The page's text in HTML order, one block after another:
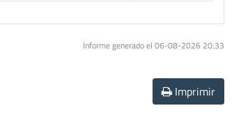
Informe generado el 06-08-2026 20:33
Imprimir